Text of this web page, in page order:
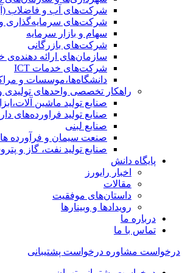
شرکت‌های آب و فاضلاب
شرکت‌های سرمایه‌گذاری و
سهام و بازار سرمایه
شرکت‌های بازرگانی
سازمان‌های ارائه دهنده‌ی
شرکت‌های خدمات ICT
دانشگاه‌ها،موسسات و
راهکار تخصصی واحدهای تولیدی
صنایع توليد ماشين
صنایع تولید فراورده‌های
صنایع لبنی
صنعت سیمان و فرآورده
صنایع تولید نفت، گاز و
پایگاه دانش
اخبار رایورز
مقالات
داستان‌های موفقیت
رویدادها و وبینارها
درباره ما
تماس با ما
درخواست مشاوره درخواست پشتیبانی